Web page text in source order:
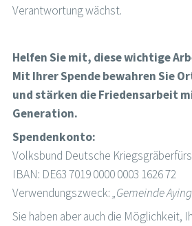
Verantwortung wächst.
Helfen Sie mit, diese wichtige
Mit Ihrer Spende bewahren Sie
und stärken die Friedensarbeit
Generation.
Spendenkonto:
Volksbund Deutsche
IBAN: DE63 7019 0000 0003 1626 72
Verwendungszweck:„Gemeinde
Sie haben aber auch die Möglichkeit,